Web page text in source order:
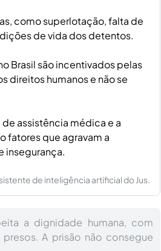
como superlotação, falta de
de vida dos detentos.
Brasil são incentivados pelas
direitos humanos e não se
assistência médica e a
fatores que agravam a
insegurança.
de inteligência artificial do Jus.
a dignidade humana, com
A prisão não consegue